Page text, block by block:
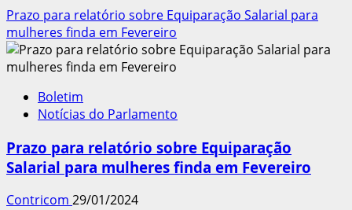
Prazo para relatório sobre Equiparação Salarial para
mulheres finda em Fevereiro
Boletim
Notícias do Parlamento
Prazo para relatório sobre Equiparação
Salarial para mulheres finda em Fevereiro
Contricom 29/01/2024